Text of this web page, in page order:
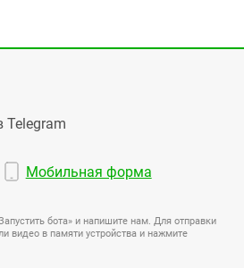
Telegram
Мобильная форма
бота» и напишите нам. Для отправки
видео в памяти устройства и нажмите